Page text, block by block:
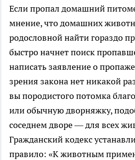
Если пропал домашний
мнение, что домашних
родословной найти гораздо
быстро начнет поиск
написать заявление о
зрения закона нет никакой
вы породистого потомка
или обычную дворняжку,
соседнем дворе — для всех
Гражданский кодекс
правило: «К животным